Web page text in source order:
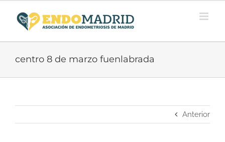
contenido
centro 8 de marzo fuenlabrada
Anterior